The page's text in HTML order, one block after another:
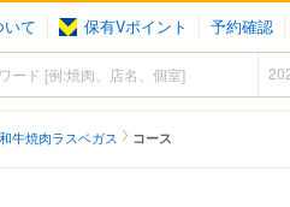
いて 保有Vポイント 予約確認
和牛焼肉ラスベガス コース